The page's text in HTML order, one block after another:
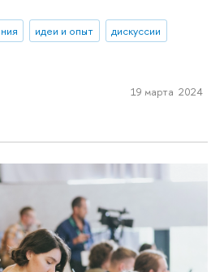
идеи и опыт
дискуссии
19 марта 2024